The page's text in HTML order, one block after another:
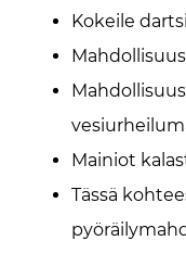
Kokeile
Mainiot
Tässä